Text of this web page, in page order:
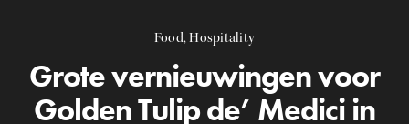
Food,Hospitality
Grote vernieuwingen voor
Golden Tulip de’ Medici in